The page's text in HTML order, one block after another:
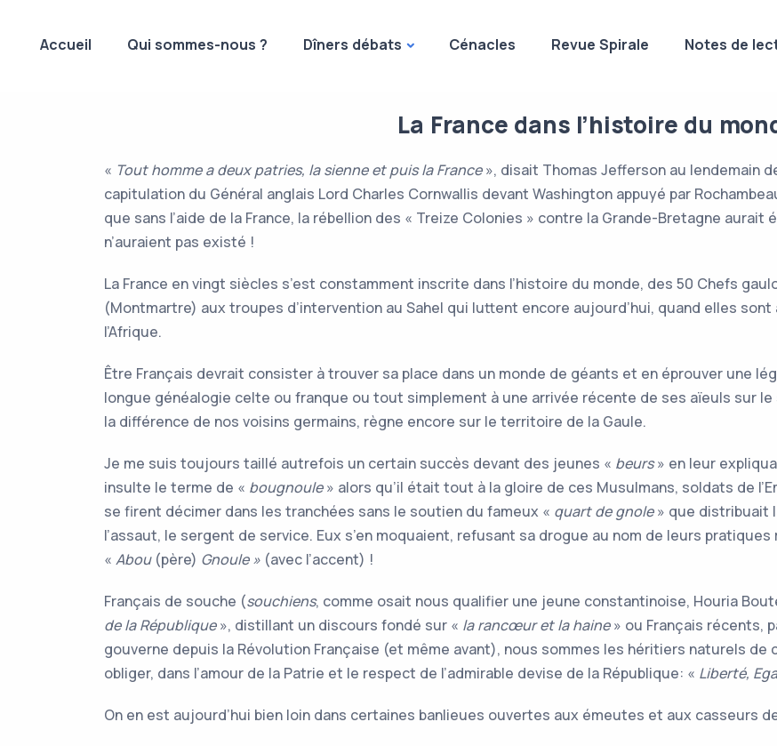
Accueil Qui sommes-nous ? Dîners débats Cénacles Revue Spirale Notes de
La France dans l’histoire du
« Tout homme a deux patries, la sienne et puis la France», disait Thomas Jefferson au lendemain
capitulation du Général anglais Lord Charles Cornwallis devant Washington appuyé par
que sans l’aide de la France, la rébellion des « Treize Colonies » contre la Grande-Bretagne aurait
n’auraient pas existé !
La France en vingt siècles s’est constamment inscrite dans l’histoire du monde, des 50 Chefs
(Montmartre) aux troupes d’intervention au Sahel qui luttent encore aujourd’hui, quand elles
l’Afrique.
Être Français devrait consister à trouver sa place dans un monde de géants et en éprouver une
longue généalogie celte ou franque ou tout simplement à une arrivée récente de ses aïeuls sur le
la différence de nos voisins germains, règne encore sur le territoire de la Gaule.
Je me suis toujours taillé autrefois un certain succès devant des jeunes « beurs» en leur
insulte le terme de « bougnoule» alors qu’il était tout à la gloire de ces Musulmans, soldats de
se firent décimer dans les tranchées sans le soutien du fameux « quart de gnole» que distribuait
l’assaut, le sergent de service. Eux s’en moquaient, refusant sa drogue au nom de leurs
« Abou (père) Gnoule » (avec l’accent) !
Français de souche (souchiens, comme osait nous qualifier une jeune constantinoise, Houria
de la République», distillant un discours fondé sur « la rancœur et la haine» ou Français récents,
gouverne depuis la Révolution Française (et même avant), nous sommes les héritiers naturels
obliger, dans l’amour de la Patrie et le respect de l’admirable devise de la République: « Liberté,
On en est aujourd’hui bien loin dans certaines banlieues ouvertes aux émeutes et aux casseurs